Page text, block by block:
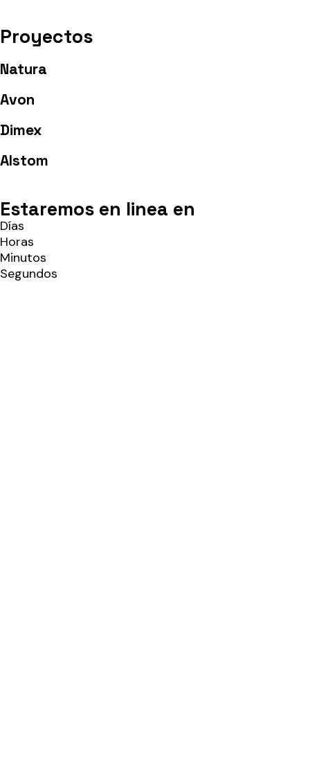
Proyectos
Natura
Avon
Dimex
Alstom
Estaremos en linea en
Días
Horas
Minutos
Segundos